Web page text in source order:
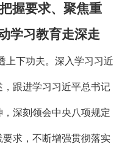
握要求、聚焦重
学习教育走深走
上下功夫。深入学习习近
跟进学习习近平总书记
深刻领会中央八项规定
求，不断增强贯彻落实